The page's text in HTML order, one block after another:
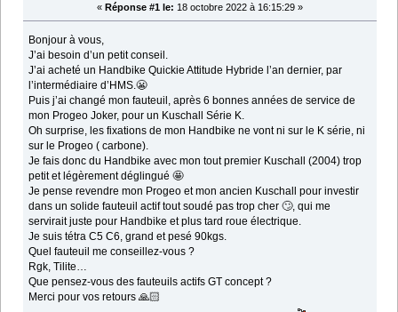
« Réponse #1 le: 18 octobre 2022 à 16:15:29 »
Bonjour à vous,
J’ai besoin d’un petit conseil.
J’ai acheté un Handbike Quickie Attitude Hybride l’an dernier, par
l’intermédiaire d’HMS.😬
Puis j’ai changé mon fauteuil, après 6 bonnes années de service de
mon Progeo Joker, pour un Kuschall Série K.
Oh surprise, les fixations de mon Handbike ne vont ni sur le K série, ni
sur le Progeo ( carbone).
Je fais donc du Handbike avec mon tout premier Kuschall (2004) trop
petit et légèrement déglingué 🤩
Je pense revendre mon Progeo et mon ancien Kuschall pour investir
dans un solide fauteuil actif tout soudé pas trop cher 🙄, qui me
servirait juste pour Handbike et plus tard roue électrique.
Je suis tétra C5 C6, grand et pesé 90kgs.
Quel fauteuil me conseillez-vous ?
Rgk, Tilite…
Que pensez-vous des fauteuils actifs GT concept ?
Merci pour vos retours 🙏🏻